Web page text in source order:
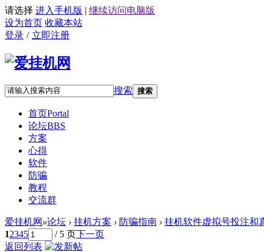
请选择 进入手机版 | 继续访问电脑版
设为首页 收藏本站
登录 / 立即注册
搜索 搜索
首页Portal
论坛BBS
方案
心得
软件
防骗
教程
交流群
爱挂机网 »论坛 › 挂机方案 › 防骗指南 › 挂机软件虚拟号投注和
12345 / 5 页下一页
返回列表